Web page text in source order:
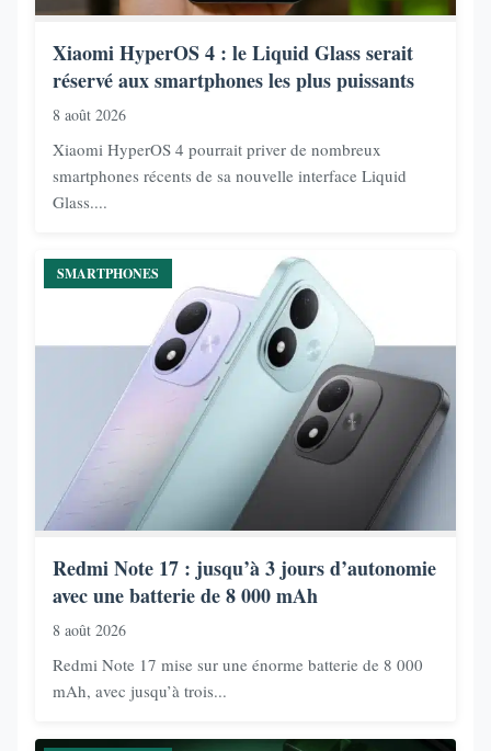
Xiaomi HyperOS 4 : le Liquid Glass serait
réservé aux smartphones les plus puissants
8 août 2026
Xiaomi HyperOS 4 pourrait priver de nombreux
smartphones récents de sa nouvelle interface Liquid
Glass....
SMARTPHONES
Redmi Note 17 : jusqu’à 3 jours d’autonomie
avec une batterie de 8 000 mAh
8 août 2026
Redmi Note 17 mise sur une énorme batterie de 8 000
mAh, avec jusqu’à trois...